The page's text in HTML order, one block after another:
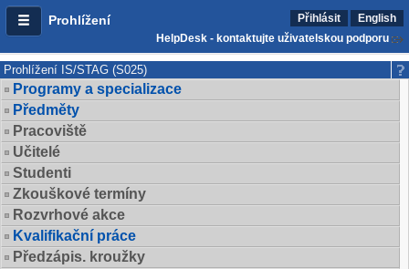
Prohlížení Přihlásit
English
HelpDesk - kontaktujte uživatelskou podporu
Prohlížení IS/STAG (S025)
Programy a specializace
Předměty
Pracoviště
Učitelé
Studenti
Zkouškové termíny
Rozvrhové akce
Kvalifikační práce
Předzápis. kroužky